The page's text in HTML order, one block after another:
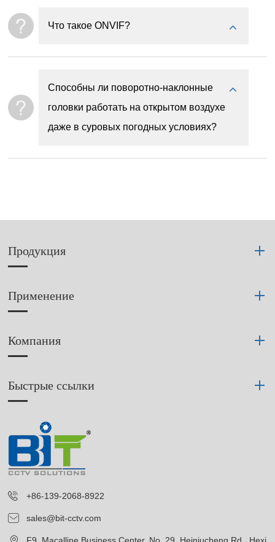
Что такое ONVIF?
Способны ли поворотно-наклонные
головки работать на открытом воздухе
даже в суровых погодных условиях?
Продукция
Применение
Компания
Быстрые ссылки
+86-139-2068-8922
sales@bit-cctv.com